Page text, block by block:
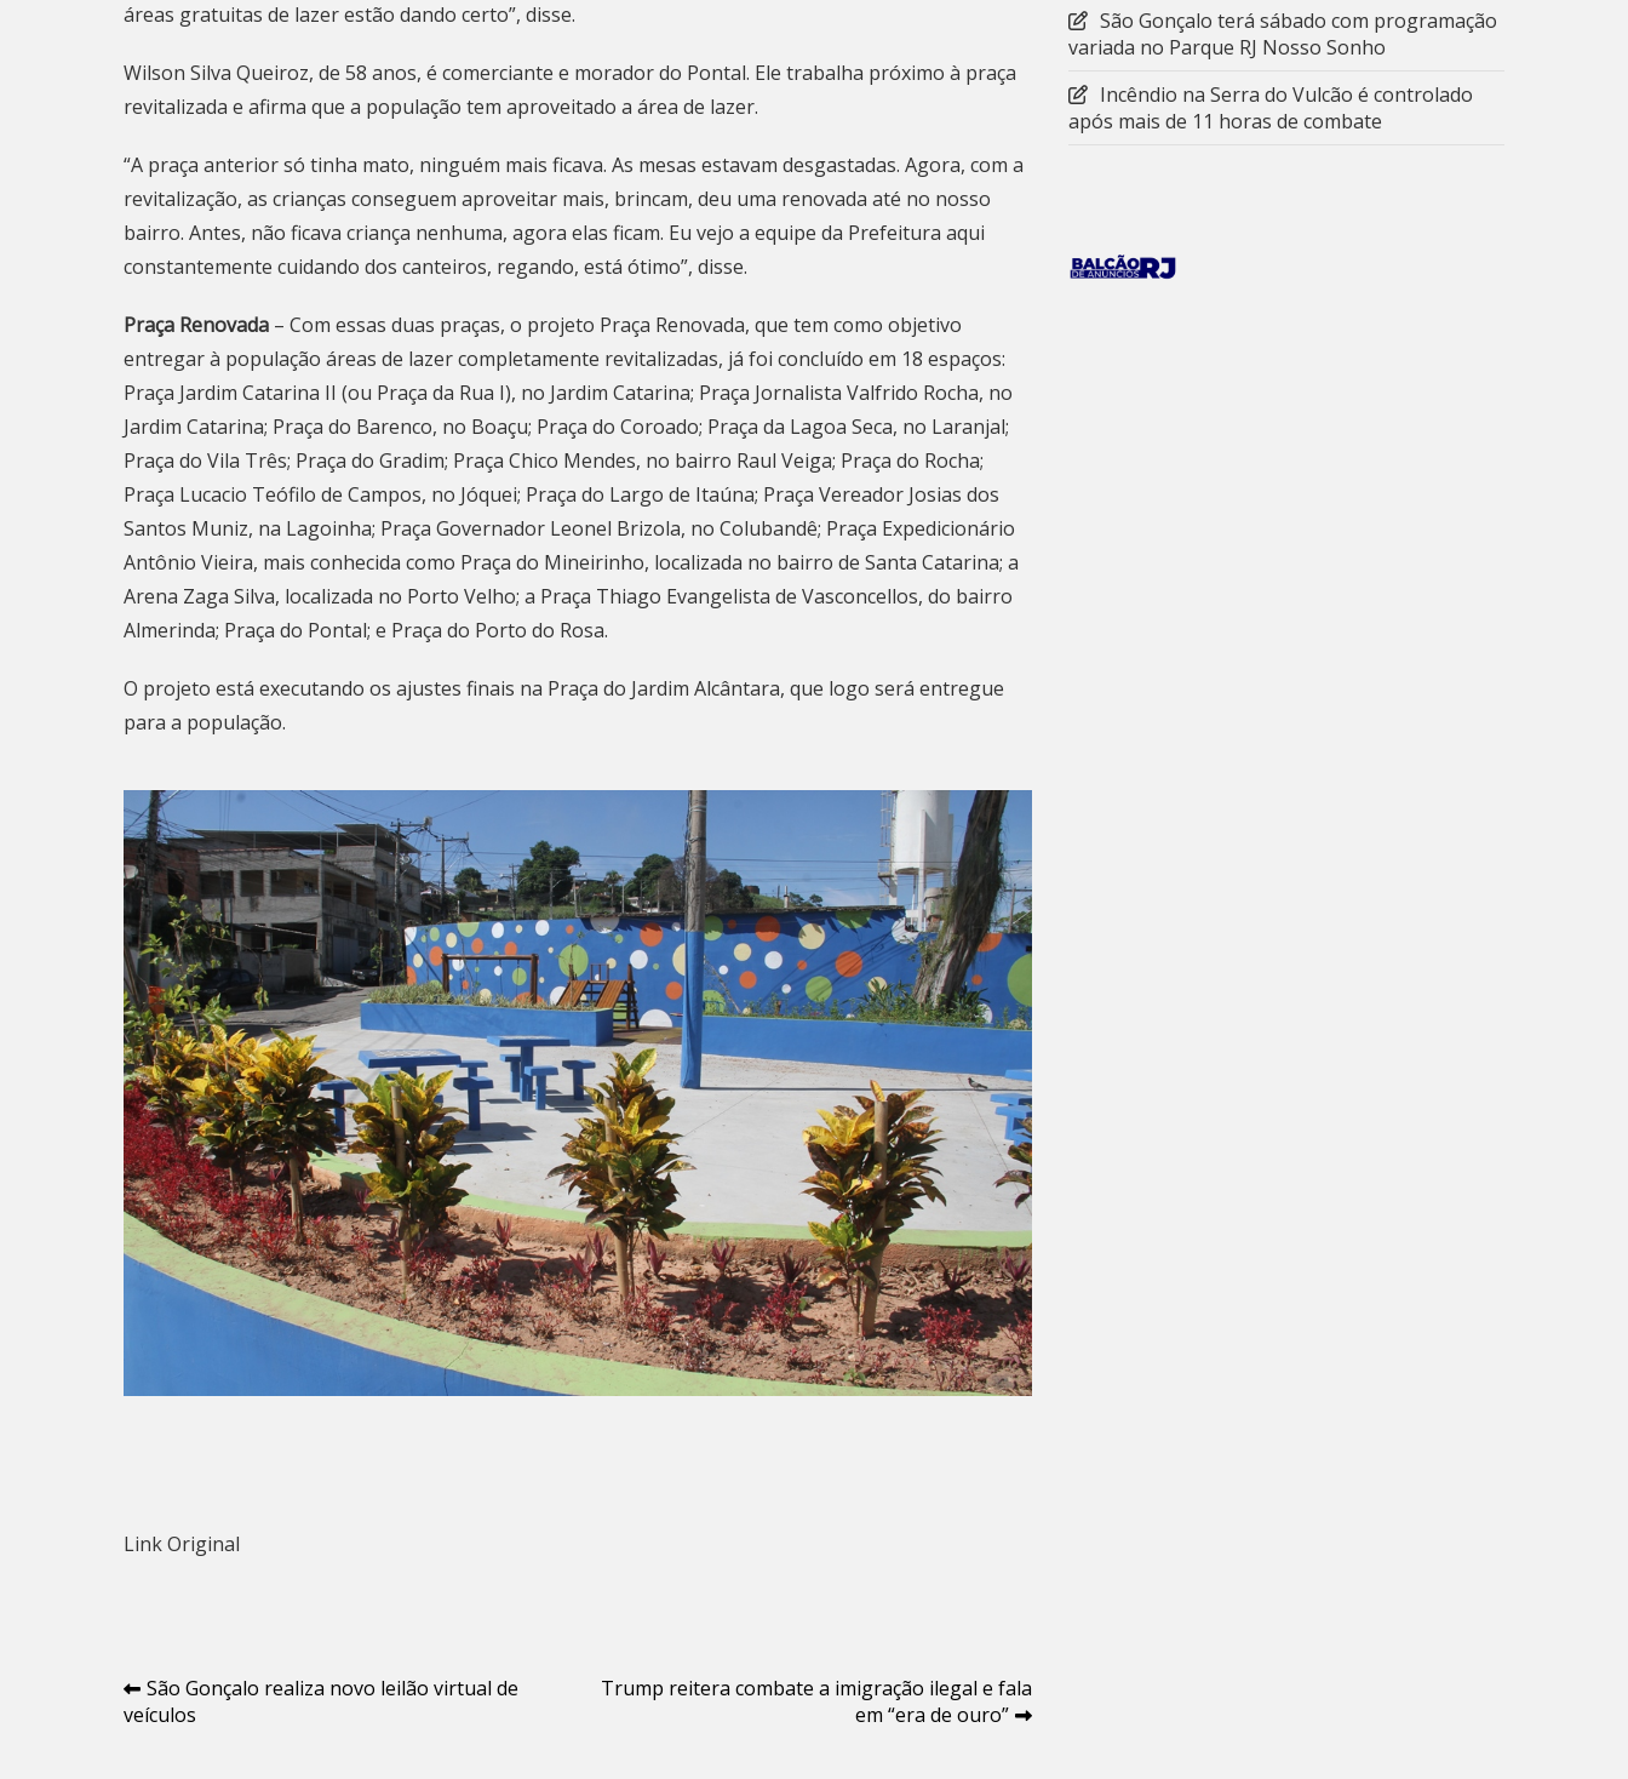
áreas gratuitas de lazer estão dando certo”, disse.
Wilson Silva Queiroz, de 58 anos, é comerciante e morador do Pontal. Ele trabalha próximo à praça
revitalizada e afirma que a população tem aproveitado a área de lazer.
“A praça anterior só tinha mato, ninguém mais ficava. As mesas estavam desgastadas. Agora, com a
revitalização, as crianças conseguem aproveitar mais, brincam, deu uma renovada até no nosso
bairro. Antes, não ficava criança nenhuma, agora elas ficam. Eu vejo a equipe da Prefeitura aqui
constantemente cuidando dos canteiros, regando, está ótimo”, disse.
Praça Renovada – Com essas duas praças, o projeto Praça Renovada, que tem como objetivo
entregar à população áreas de lazer completamente revitalizadas, já foi concluído em 18 espaços:
Praça Jardim Catarina II (ou Praça da Rua I), no Jardim Catarina; Praça Jornalista Valfrido Rocha, no
Jardim Catarina; Praça do Barenco, no Boaçu; Praça do Coroado; Praça da Lagoa Seca, no Laranjal;
Praça do Vila Três; Praça do Gradim; Praça Chico Mendes, no bairro Raul Veiga; Praça do Rocha;
Praça Lucacio Teófilo de Campos, no Jóquei; Praça do Largo de Itaúna; Praça Vereador Josias dos
Santos Muniz, na Lagoinha; Praça Governador Leonel Brizola, no Colubandê; Praça Expedicionário
Antônio Vieira, mais conhecida como Praça do Mineirinho, localizada no bairro de Santa Catarina; a
Arena Zaga Silva, localizada no Porto Velho; a Praça Thiago Evangelista de Vasconcellos, do bairro
Almerinda; Praça do Pontal; e Praça do Porto do Rosa.
O projeto está executando os ajustes finais na Praça do Jardim Alcântara, que logo será entregue
para a população.
Link Original
Navegação
de
São Gonçalo realiza novo leilão virtual de
veículos
Trump reitera combate a imigração ilegal e fala
em “era de ouro”
São Gonçalo terá sábado com programação
variada no Parque RJ Nosso Sonho
Incêndio na Serra do Vulcão é controlado
após mais de 11 horas de combate